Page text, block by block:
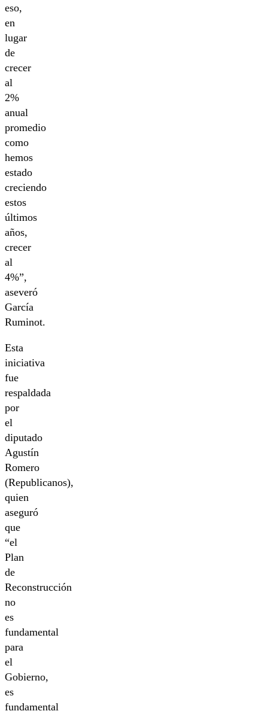
eso,
en
lugar
de
crecer
al
2%
anual
promedio
como
hemos
estado
creciendo
estos
últimos
años,
crecer
al
4%”,
aseveró
García
Ruminot.
Esta
iniciativa
fue
respaldada
por
el
diputado
Agustín
Romero
(Republicanos),
quien
aseguró
que
“el
Plan
de
Reconstrucción
no
es
fundamental
para
el
Gobierno,
es
fundamental